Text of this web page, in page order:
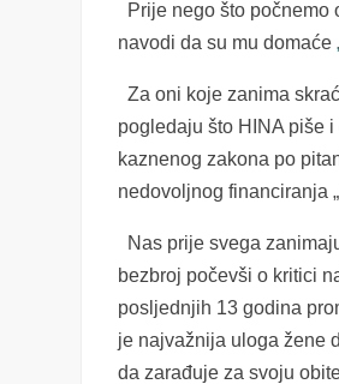
Prije nego što počnemo
navodi da su mu domaće
Za oni koje zanima
pogledaju što HINA piše
kaznenog zakona po
nedovoljnog financiranja
Nas prije svega
bezbroj počevši o kritici
posljednjih 13 godina
je najvažnija uloga žene
da zarađuje za svoju